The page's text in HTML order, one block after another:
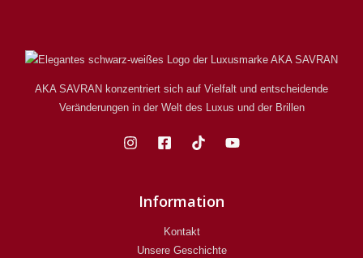
AKA SAVRAN konzentriert sich auf Vielfalt und entscheidende
Veränderungen in der Welt des Luxus und der Brillen
Information
Kontakt
Unsere Geschichte